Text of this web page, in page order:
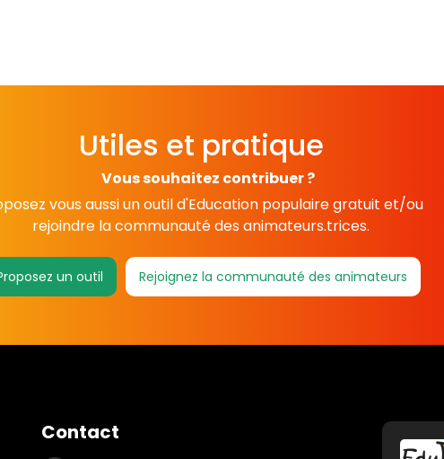
Utiles et pratique
Vous souhaitez contribuer ?
vous aussi un outil d'Education populaire gratuit et/ou
rejoindre la communauté des animateurs.trices.
un outil Rejoignez la communauté des animateurs
Contact
Image